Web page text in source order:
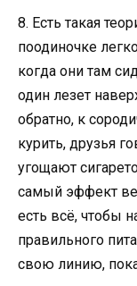
8. Есть такая
поодиночке
когда они там
один лезет
обратно, к
курить, друзья
угощают
самый эффект
есть всё, чтобы
правильного
свою линию,